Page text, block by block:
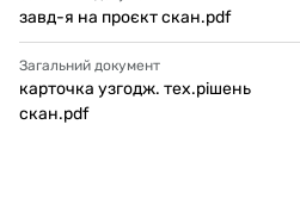
завд-я на проєкт скан.pdf
Загальний документ
карточка узгодж. тех.рішень
скан.pdf